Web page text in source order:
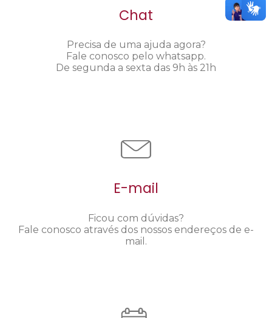
Chat
Precisa de uma ajuda agora?
Fale conosco pelo whatsapp.
De segunda a sexta das 9h às 21h
E-mail
Ficou com dúvidas?
Fale conosco através dos nossos endereços de e-
mail.